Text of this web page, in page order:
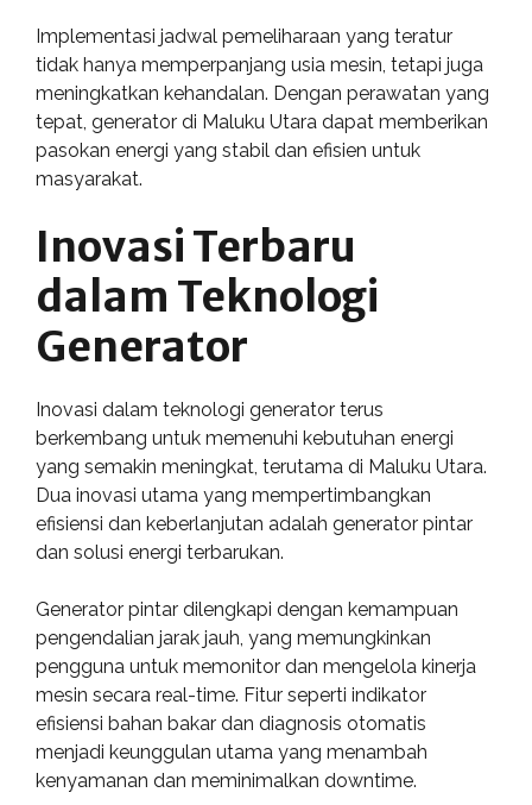
Implementasi jadwal pemeliharaan yang teratur
tidak hanya memperpanjang usia mesin, tetapi juga
meningkatkan kehandalan. Dengan perawatan yang
tepat, generator di Maluku Utara dapat memberikan
pasokan energi yang stabil dan efisien untuk
masyarakat.
Inovasi Terbaru
dalam Teknologi
Generator
Inovasi dalam teknologi generator terus
berkembang untuk memenuhi kebutuhan energi
yang semakin meningkat, terutama di Maluku Utara.
Dua inovasi utama yang mempertimbangkan
efisiensi dan keberlanjutan adalah generator pintar
dan solusi energi terbarukan.
Generator pintar dilengkapi dengan kemampuan
pengendalian jarak jauh, yang memungkinkan
pengguna untuk memonitor dan mengelola kinerja
mesin secara real-time. Fitur seperti indikator
efisiensi bahan bakar dan diagnosis otomatis
menjadi keunggulan utama yang menambah
kenyamanan dan meminimalkan downtime.